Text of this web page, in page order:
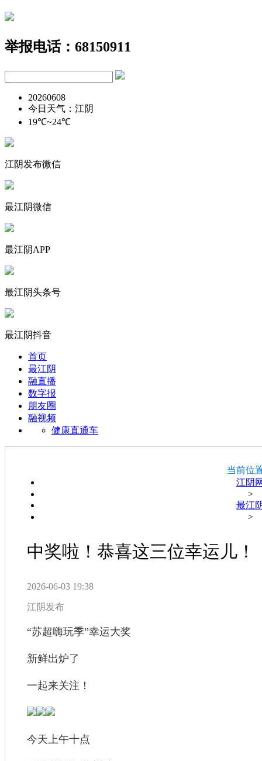
举报电话：68150911
20260608
今日天气：江阴
19℃~24℃
江阴发布微信
最江阴微信
最江阴APP
最江阴头条号
最江阴抖音
首页
最江阴
融直播
数字报
朋友圈
融视频
健康直通车
当前位
江阴
>
最江
>
中奖啦！恭喜这三位幸运儿！
2026-06-03 19:38
江阴发布
“苏超嗨玩季”幸运大奖
新鲜出炉了
一起来关注！
今天上午十点